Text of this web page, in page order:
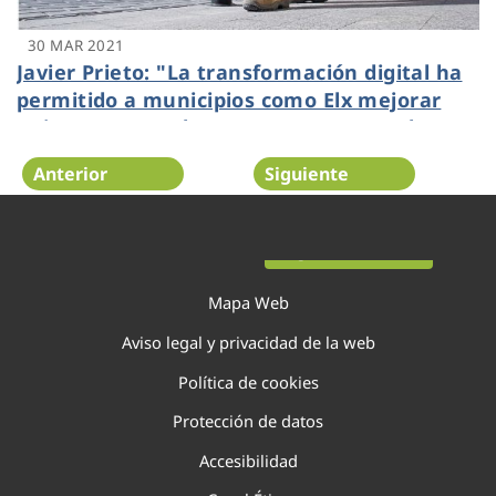
30 MAR 2021
Javier Prieto: "La transformación digital ha
permitido a municipios como Elx mejorar
quince puntos el agua que se aprovecha en
menos de veinte años"
Anterior Siguiente
Mapa Web
Aviso legal y privacidad de la web
Política de cookies
Protección de datos
Accesibilidad